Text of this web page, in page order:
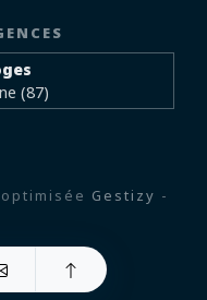
(87)
Gestizy -